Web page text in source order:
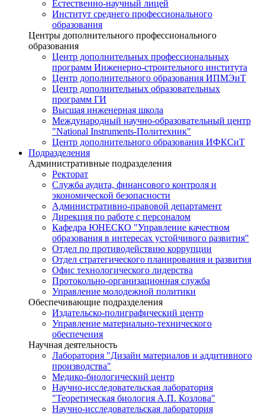
Естественно-научный лицей
Институт среднего профессионального
образования
Центры дополнительного профессионального
образования
Центр дополнительных профессиональных
программ Инженерно-строительного института
Центр дополнительного образования ИПМЭиТ
Центр дополнительных образовательных
программ ГИ
Высшая инженерная школа
Международный научно-образовательный центр
"National Instruments-Политехник"
Центр дополнительного образования ИФКСиТ
Подразделения
Административные подразделения
Ректорат
Служба аудита, финансового контроля и
экономической безопасности
Административно-правовой департамент
Дирекция по работе с персоналом
Кафедра ЮНЕСКО "Управление качеством
образования в интересах устойчивого развития"
Отдел по противодействию коррупции
Отдел стратегического планирования и развития
Офис технологического лидерства
Протокольно-организационная служба
Управление молодежной политики
Обеспечивающие подразделения
Издательско-полиграфический центр
Управление материально-технического
обеспечения
Научная деятельность
Лаборатория "Дизайн материалов и аддитивного
производства"
Медико-биологический центр
Научно-исследовательская лаборатория
"Теоретическая биология А.П. Козлова"
Научно-исследовательская лаборатория